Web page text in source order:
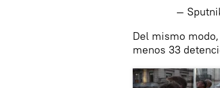
—
​Del mismo
menos 33